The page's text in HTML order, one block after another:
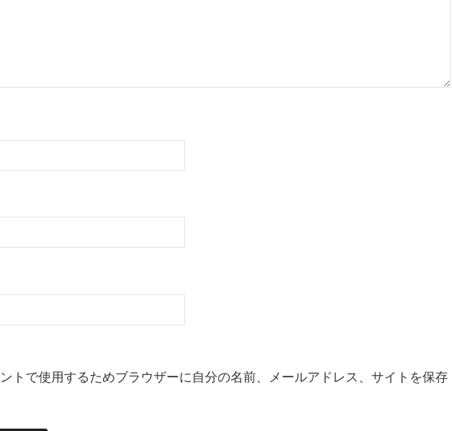
トで使用するためブラウザーに自分の名前、メールアドレス、サイトを保存